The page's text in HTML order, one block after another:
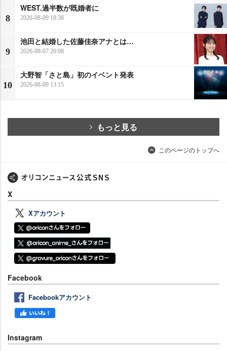
8
WEST.過半数が既婚者に
2026-08-09 18:38
9
池田と結婚した佐藤佳奈アナとは…
2026-08-07 20:08
10
大野智「さと島」初のイベント発表
2026-08-09 13:15
もっと見る
このページのトップへ
X
Xアカウント
Facebook
Facebookアカウント
Instagram